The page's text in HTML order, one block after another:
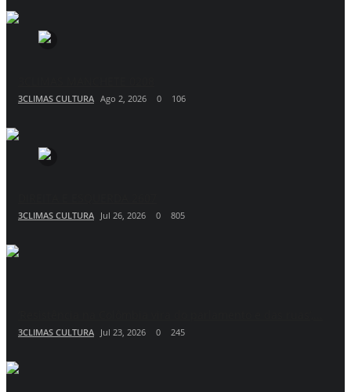
3CLIMAS CULTURA Ago 2, 2026 0 106
3CLIMAS CULTURA Jul 26, 2026 0 805
3CLIMAS CULTURA Jul 23, 2026 0 245